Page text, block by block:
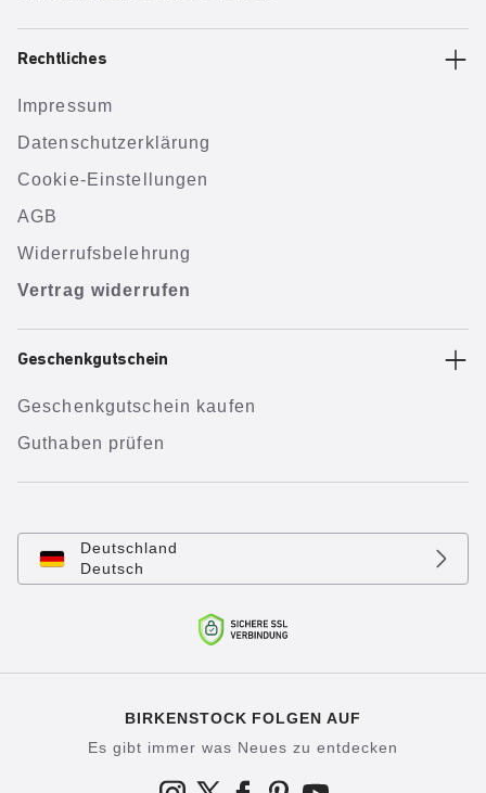
Rechtliches
Impressum
Datenschutzerklärung
Cookie-Einstellungen
AGB
Widerrufsbelehrung
Vertrag widerrufen
Geschenkgutschein
Geschenkgutschein kaufen
Guthaben prüfen
Deutschland
Deutsch
BIRKENSTOCK FOLGEN AUF
Es gibt immer was Neues zu entdecken